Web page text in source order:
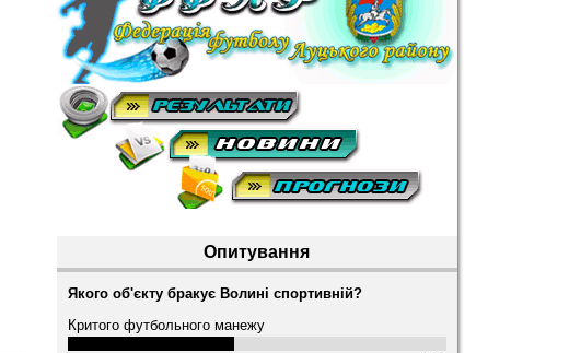
Опитування
Якого об'єкту бракує Волині спортивній?
Критого футбольного манежу